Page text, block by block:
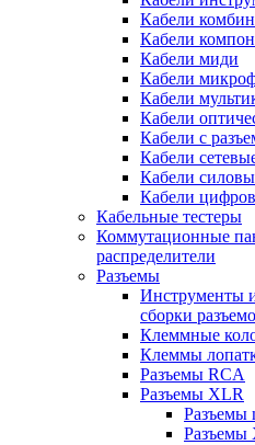
Кабели
Кабели
Кабели миди
Кабели
Кабели
Кабели
Кабели с
Кабели
Кабели
Кабели
Кабельные тестеры
Коммутационные
распределители
Разъемы
Инструменты
сборки
Клеммные
Клеммы
Разъемы RCA
Разъемы XLR
Разъемы
Разъемы